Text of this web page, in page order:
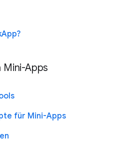
Mini-Apps
für Mini-Apps